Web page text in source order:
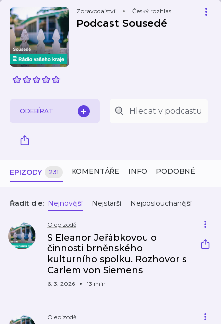
Zpravodajství Český rozhlas
Podcast Sousedé
ODEBÍRAT
EPIZODY 231 KOMENTÁŘE INFO PODOBNÉ
Řadit dle: Nejnovější Nejstarší Nejposlouchanější
O epizodě
S Eleanor Jeřábkovou o
činnosti brněnského
kulturního spolku. Rozhovor s
Carlem von Siemens
6. 3. 2026 13 min
O epizodě